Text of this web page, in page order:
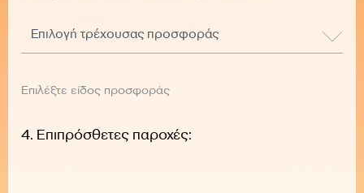
Επιλογή τρέχουσας προσφοράς
Επιλέξτε είδος προσφοράς
4. Επιπρόσθετες παροχές: